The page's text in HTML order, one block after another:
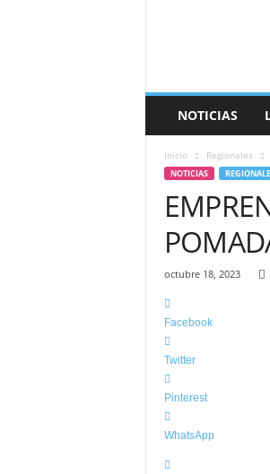
NOTICIAS
Inicio Regionales
NOTICIAS
octubre 18, 2023
Facebook
Twitter
Pinterest
WhatsApp